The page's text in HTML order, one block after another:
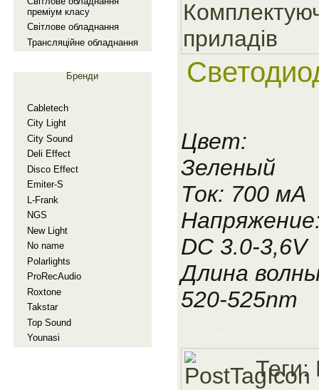
премiум класу
Свiтлове обладнання
Трансляцiйне обладнання
Бренди
Cabletech
City Light
City Sound
Deli Effect
Disco Effect
Emiter-S
L-Frank
NGS
New Light
No name
Polarlights
ProRecAudio
Roxtone
Takstar
Top Sound
Younasi
приладiв
Цвет:
Зеленый
Ток: 700 мА
DC 3.0-3,6V
Длина
520-525nm
Теги: